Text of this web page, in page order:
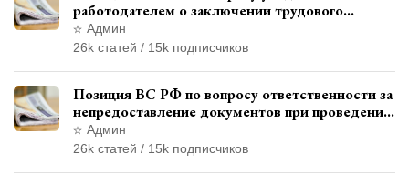
работодателем о заключении трудового
договора с бывшим государственным
служащим
Админ
26k статей / 15k подписчиков
Позиция ВС РФ по вопросу ответственности за
непредоставление документов при проведении
контроля и надзора
Админ
26k статей / 15k подписчиков